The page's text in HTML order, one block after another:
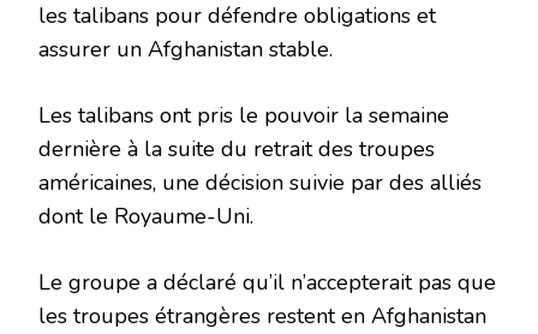
les talibans pour défendre obligations et
assurer un Afghanistan stable.
Les talibans ont pris le pouvoir la semaine
dernière à la suite du retrait des troupes
américaines, une décision suivie par des alliés
dont le Royaume-Uni.
Le groupe a déclaré qu’il n’accepterait pas que
les troupes étrangères restent en Afghanistan